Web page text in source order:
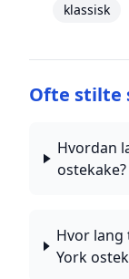
klassisk
Ofte stilte
Hvordan
ostekake?
Hvor lang
York